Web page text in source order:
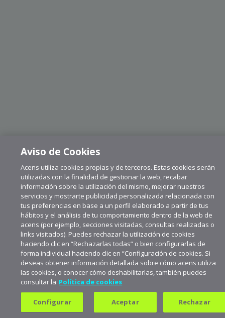
Suscríbete a aceNews para
mantenerte a la última
Suscribirme
Aviso de Cookies
Acens utiliza cookies propias y de terceros. Estas cookies serán
utilizadas con la finalidad de gestionar la web, recabar
información sobre la utilización del mismo, mejorar nuestros
servicios y mostrarte publicidad personalizada relacionada con
tus preferencias en base a un perfil elaborado a partir de tus
hábitos y el análisis de tu comportamiento dentro de la web de
acens (por ejemplo, secciones visitadas, consultas realizadas o
links visitados). Puedes rechazar la utilización de cookies
haciendo clic en “Rechazarlas todas” o bien configurarlas de
forma individual haciendo clic en “Configuración de cookies. Si
deseas obtener información detallada sobre cómo acens utiliza
las cookies, o conocer cómo deshabilitarlas, también puedes
consultar la Política de cookies
Configurar Rechazar
Aceptar